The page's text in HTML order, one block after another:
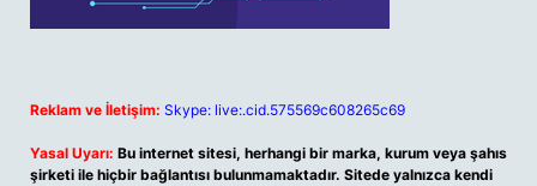
Reklam ve İletişim: Skype: live:.cid.575569c608265c69
Yasal Uyarı: Bu internet sitesi, herhangi bir marka, kurum veya şahıs
şirketi ile hiçbir bağlantısı bulunmamaktadır. Sitede yalnızca kendi